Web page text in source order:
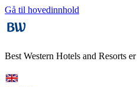
Gå til hovedinnhold
Best Western Hotels and Resorts er